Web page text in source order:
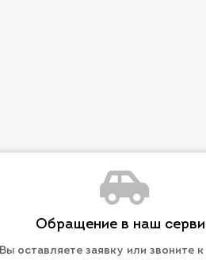
Обращение в наш
Вы оставляете заявку или звоните